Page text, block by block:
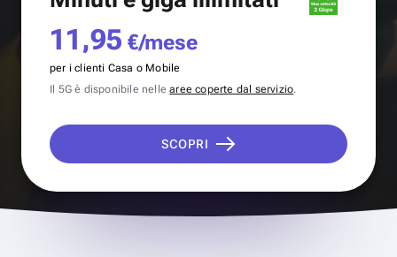
11,95 €/mese
per i clienti Casa o Mobile
Il 5G è disponibile nellearee coperte dal servizio.
SCOPRI